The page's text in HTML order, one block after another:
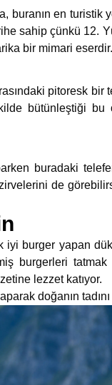
buranın en turistik
sahip çünkü 12.
bir mimari eserdir.
pitoresk bir
bütünleştiği
buradaki
de
iyi burger yapan
burgerleri tatmak
lezzet katıyor.
doğanın tadını